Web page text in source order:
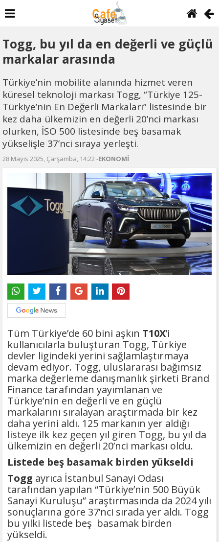
Togg, bu yıl da en değerli ve güçlü
markalar arasında
Türkiye’nin mobilite alanında hizmet veren
küresel teknoloji markası Togg, “Türkiye 125-
Türkiye’nin En Değerli Markaları” listesinde bir
kez daha ülkemizin en değerli 20’nci markası
olurken, İSO 500 listesinde beş basamak
yükselişle 37’nci sıraya yerleşti.
28 Mayıs 2025, Çarşamba, 14:22 -EKONOMİ
Tüm Türkiye’de 60 bini aşkın T10X’i
kullanıcılarla buluşturan Togg, Türkiye
devler ligindeki yerini sağlamlaştırmaya
devam ediyor. Togg, uluslararası bağımsız
marka değerleme danışmanlık şirketi Brand
Finance tarafından yayımlanan ve
Türkiye’nin en değerli ve en güçlü
markalarını sıralayan araştırmada bir kez
daha yerini aldı. 125 markanın yer aldığı
listeye ilk kez geçen yıl giren Togg, bu yıl da
ülkemizin en değerli 20’nci markası oldu.
Listede beş basamak birden yükseldi
Togg ayrıca İstanbul Sanayi Odası
tarafından yapılan “Türkiye’nin 500 Büyük
Sanayi Kuruluşu” araştırmasında da 2024 yılı
sonuçlarına göre 37’nci sırada yer aldı. Togg
bu yılki listede beş basamak birden
yükseldi.